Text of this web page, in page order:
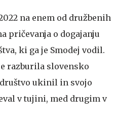
na enem od družbenih
pričevanja o dogajanju
ki ga je Smodej vodil.
razburila slovensko
ukinil in svojo
v tujini, med drugim v